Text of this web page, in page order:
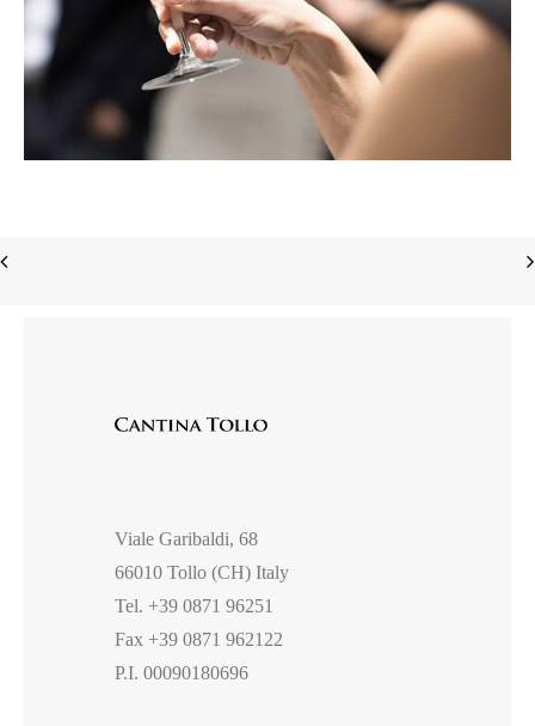
Viale Garibaldi, 68
66010 Tollo (CH) Italy
Tel. +39 0871 96251
Fax +39 0871 962122
P.I. 00090180696